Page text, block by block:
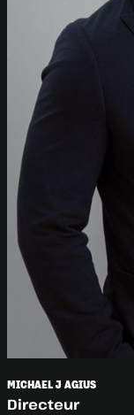
MICHAEL J AGIUS
Directeur